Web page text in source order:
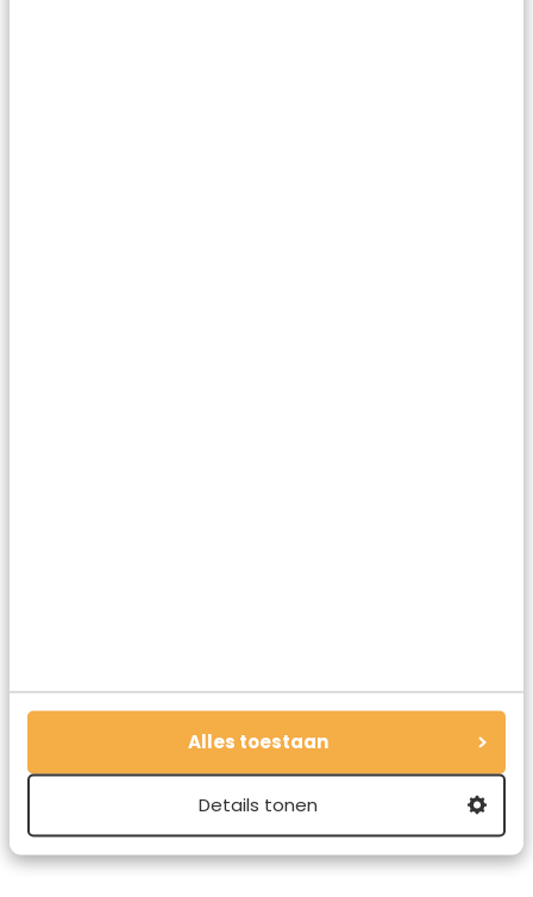
Alles toestaan
Details tonen
sallandse-heuvelrug-pad